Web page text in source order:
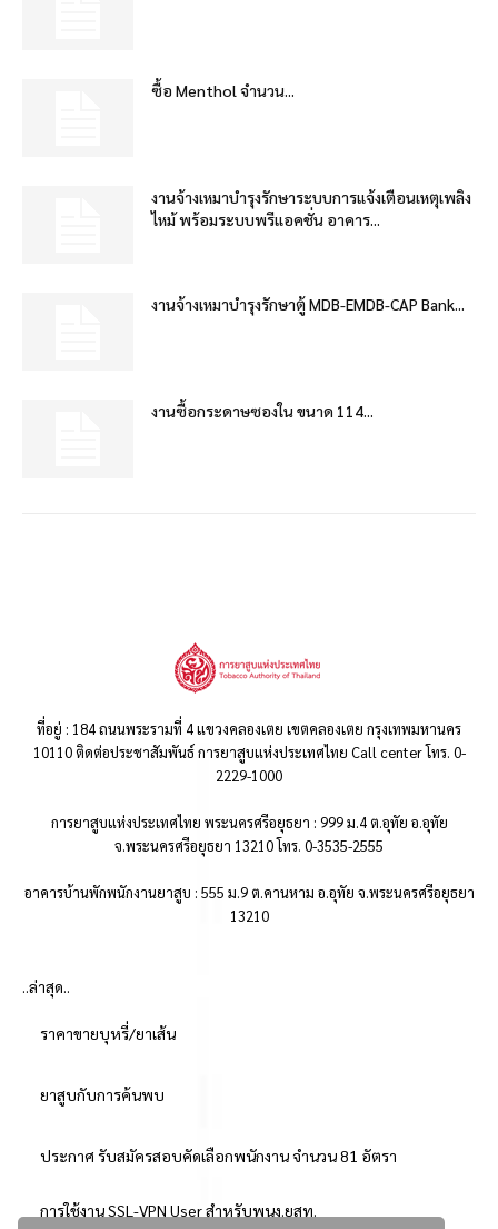
ซื้อ Menthol จำนวน...
งานจ้างเหมาบำรุงรักษาระบบการแจ้งเตือนเหตุเพลิง
ไหม้ พร้อมระบบพรีแอคชั่น อาคาร...
งานจ้างเหมาบำรุงรักษาตู้ MDB-EMDB-CAP Bank...
งานซื้อกระดาษซองใน ขนาด 114...
ที่อยู่ : 184 ถนนพระรามที่ 4 แขวงคลองเตย เขตคลองเตย กรุงเทพมหานคร
10110 ติดต่อประชาสัมพันธ์ การยาสูบแห่งประเทศไทย Call center โทร. 0-
2229-1000
การยาสูบแห่งประเทศไทย พระนครศรีอยุธยา : 999 ม.4 ต.อุทัย อ.อุทัย
จ.พระนครศรีอยุธยา 13210 โทร. 0-3535-2555
อาคารบ้านพักพนักงานยาสูบ : 555 ม.9 ต.คานหาม อ.อุทัย จ.พระนครศรีอยุธยา
13210
..ล่าสุด..
ราคาขายบุหรี่/ยาเส้น
ยาสูบกับการค้นพบ
ประกาศ รับสมัครสอบคัดเลือกพนักงาน จำนวน 81 อัตรา
การใช้งาน SSL-VPN User สำหรับพนง.ยสท.